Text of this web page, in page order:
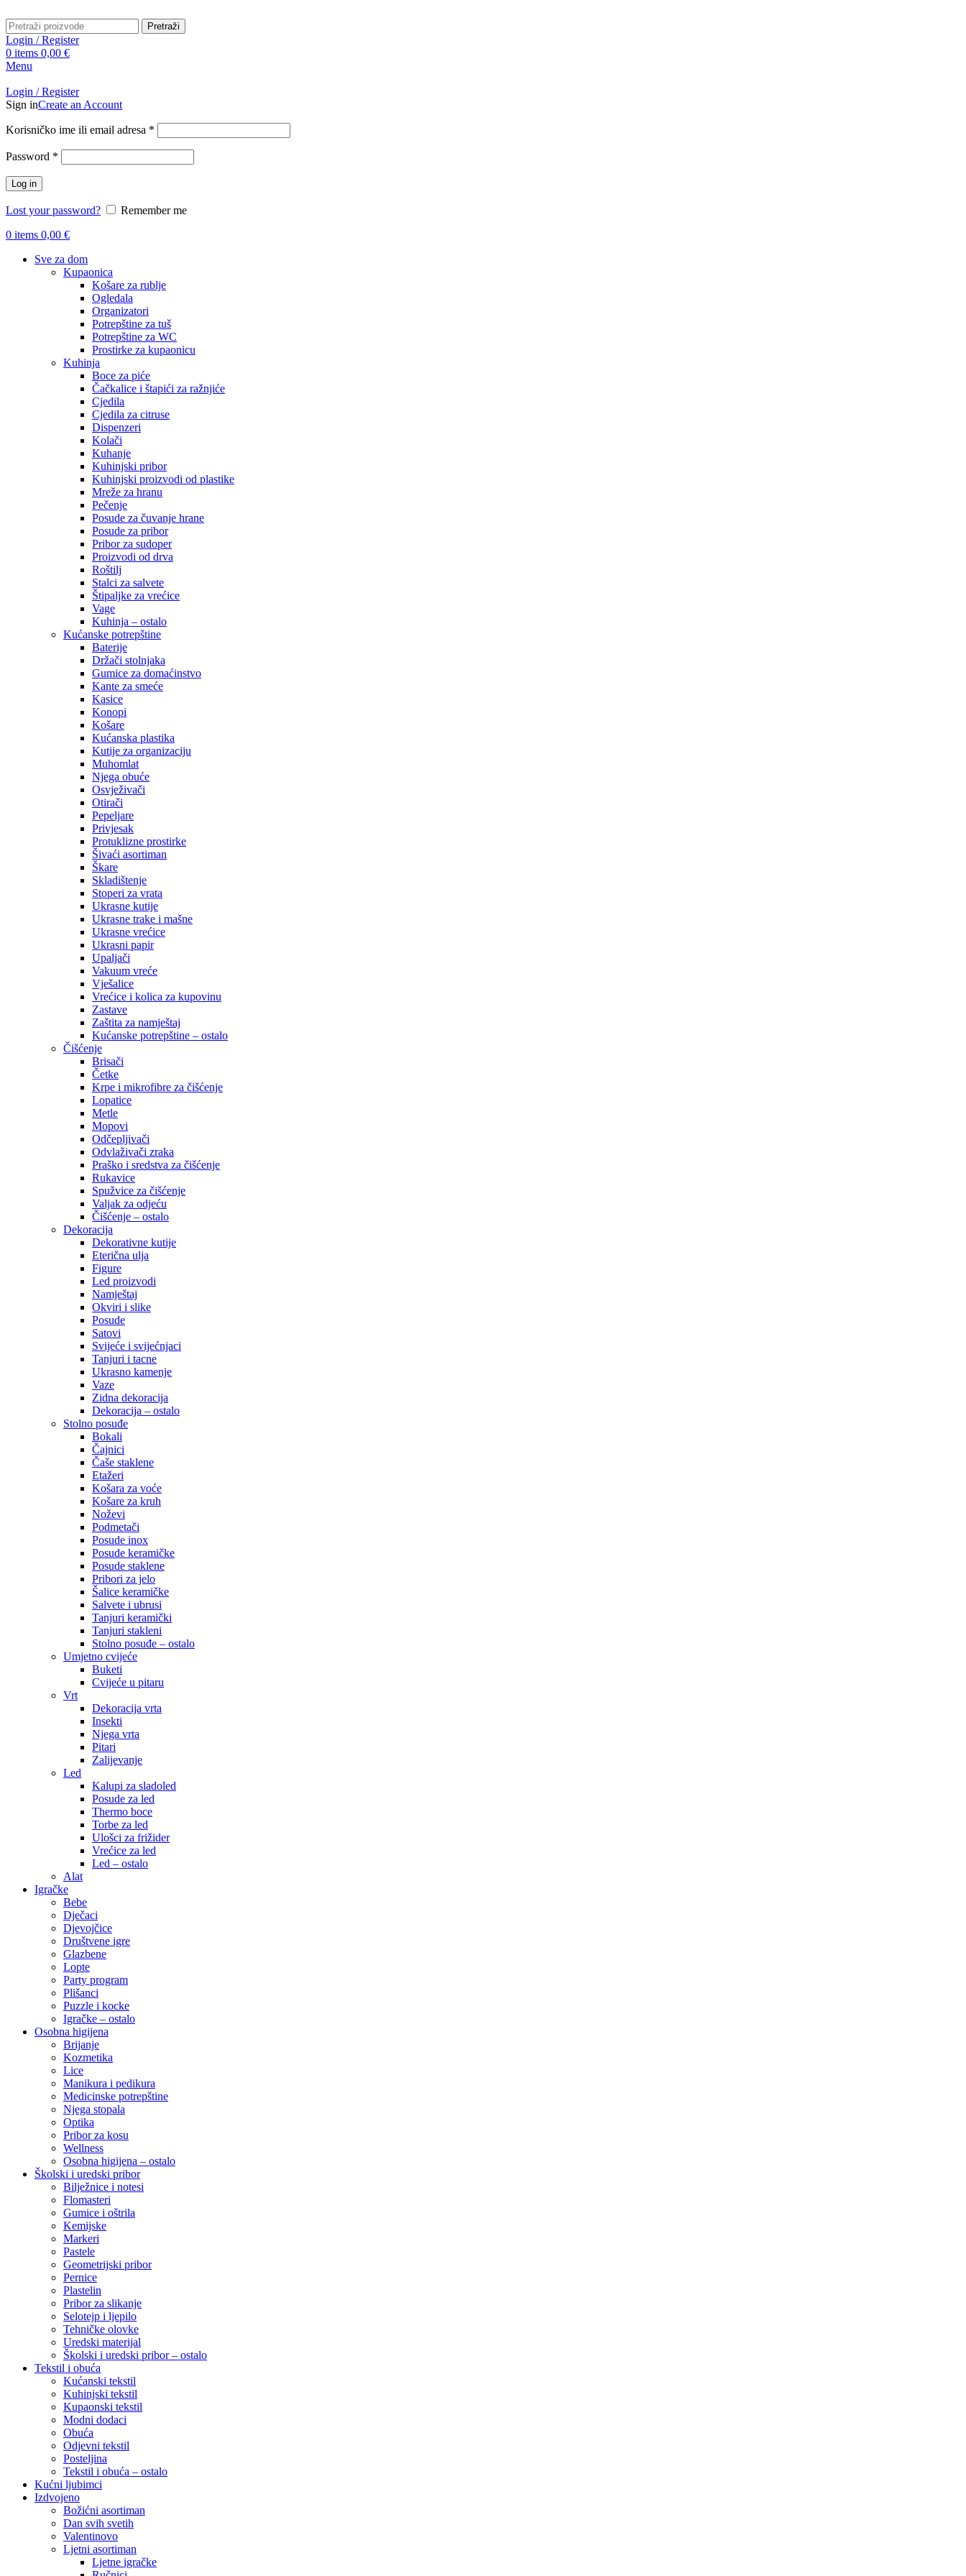
Pretraži
Login / Register
0 items 0,00 €
Menu
Login / Register
Sign inCreate an Account
Korisničko ime ili email adresa *
Password *
Log in
Lost your password?
Remember me
0 items 0,00 €
Sve za dom
Kupaonica
Košare za rublje
Ogledala
Organizatori
Potrepštine za tuš
Potrepštine za WC
Prostirke za kupaonicu
Kuhinja
Boce za piće
Čačkalice i štapići za ražnjiće
Cjedila
Cjedila za citruse
Dispenzeri
Kolači
Kuhanje
Kuhinjski pribor
Kuhinjski proizvodi od plastike
Mreže za hranu
Pečenje
Posude za čuvanje hrane
Posude za pribor
Pribor za sudoper
Proizvodi od drva
Roštilj
Stalci za salvete
Štipaljke za vrećice
Vage
Kuhinja – ostalo
Kućanske potrepštine
Baterije
Držači stolnjaka
Gumice za domaćinstvo
Kante za smeće
Kasice
Konopi
Košare
Kućanska plastika
Kutije za organizaciju
Muhomlat
Njega obuće
Osvježivači
Otirači
Pepeljare
Privjesak
Protuklizne prostirke
Šivaći asortiman
Škare
Skladištenje
Stoperi za vrata
Ukrasne kutije
Ukrasne trake i mašne
Ukrasne vrećice
Ukrasni papir
Upaljači
Vakuum vreće
Vješalice
Vrećice i kolica za kupovinu
Zastave
Zaštita za namještaj
Kućanske potrepštine – ostalo
Čišćenje
Brisači
Četke
Krpe i mikrofibre za čišćenje
Lopatice
Metle
Mopovi
Odčepljivači
Odvlaživači zraka
Praško i sredstva za čišćenje
Rukavice
Spužvice za čišćenje
Valjak za odjeću
Čišćenje – ostalo
Dekoracija
Dekorativne kutije
Eterična ulja
Figure
Led proizvodi
Namještaj
Okviri i slike
Posude
Satovi
Svijeće i svijećnjaci
Tanjuri i tacne
Ukrasno kamenje
Vaze
Zidna dekoracija
Dekoracija – ostalo
Stolno posuđe
Bokali
Čajnici
Čaše staklene
Etažeri
Košara za voće
Košare za kruh
Noževi
Podmetači
Posude inox
Posude keramičke
Posude staklene
Pribori za jelo
Šalice keramičke
Salvete i ubrusi
Tanjuri keramički
Tanjuri stakleni
Stolno posuđe – ostalo
Umjetno cvijeće
Buketi
Cvijeće u pitaru
Vrt
Dekoracija vrta
Insekti
Njega vrta
Pitari
Zalijevanje
Led
Kalupi za sladoled
Posude za led
Thermo boce
Torbe za led
Ulošci za frižider
Vrećice za led
Led – ostalo
Alat
Igračke
Bebe
Dječaci
Djevojčice
Društvene igre
Glazbene
Lopte
Party program
Plišanci
Puzzle i kocke
Igračke – ostalo
Osobna higijena
Brijanje
Kozmetika
Lice
Manikura i pedikura
Medicinske potrepštine
Njega stopala
Optika
Pribor za kosu
Wellness
Osobna higijena – ostalo
Školski i uredski pribor
Bilježnice i notesi
Flomasteri
Gumice i oštrila
Kemijske
Markeri
Pastele
Geometrijski pribor
Pernice
Plastelin
Pribor za slikanje
Selotejp i ljepilo
Tehničke olovke
Uredski materijal
Školski i uredski pribor – ostalo
Tekstil i obuća
Kućanski tekstil
Kuhinjski tekstil
Kupaonski tekstil
Modni dodaci
Obuća
Odjevni tekstil
Posteljina
Tekstil i obuća – ostalo
Kućni ljubimci
Izdvojeno
Božićni asortiman
Dan svih svetih
Valentinovo
Ljetni asortiman
Ljetne igračke